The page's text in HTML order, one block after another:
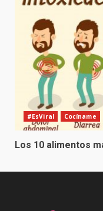
#EsViral Cocíname
Los 10 alimentos